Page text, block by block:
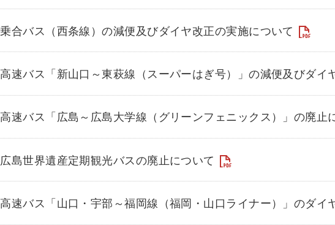
乗合バス（西条線）の減便及びダイヤ改正の実施について
高速バス「新山口～東萩線（スーパーはぎ号）」の減便及びダイ
高速バス「広島～広島大学線（グリーンフェニックス）」の廃止
広島世界遺産定期観光バスの廃止について
高速バス「山口・宇部～福岡線（福岡・山口ライナー）」のダイ